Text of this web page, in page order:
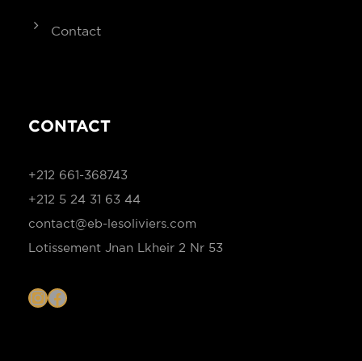
Contact
CONTACT
+212 661-368743
+212 5 24 31 63 44
contact@eb-lesoliviers.com
Lotissement Jnan Lkheir 2 Nr 53